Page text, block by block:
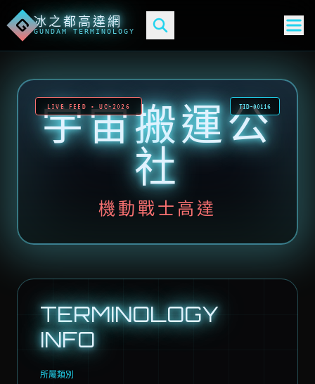
G冰之都高達網
GUNDAM TERMINOLOGY
LIVE FEED • UC-2026 TID-00116
宇宙搬運公
社
機動戰士高達
TERMINOLOGY
INFO
所屬類別